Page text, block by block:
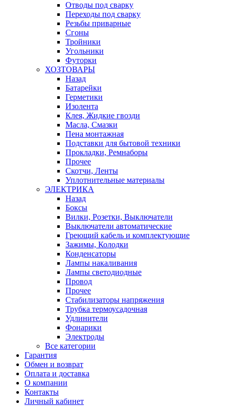
Отводы под сварку
Переходы под сварку
Резьбы приварные
Сгоны
Тройники
Угольники
Футорки
ХОЗТОВАРЫ
Назад
Батарейки
Герметики
Изолента
Клея, Жидкие гвозди
Масла, Смазки
Пена монтажная
Подставки для бытовой техники
Прокладки, Ремнаборы
Прочее
Скотчи, Ленты
Уплотнительные материалы
ЭЛЕКТРИКА
Назад
Боксы
Вилки, Розетки, Выключатели
Выключатели автоматические
Греющий кабель и комплектующие
Зажимы, Колодки
Конденсаторы
Лампы накаливания
Лампы светодиодные
Провод
Прочее
Стабилизаторы напряжения
Трубка термоусадочная
Удлинители
Фонарики
Электроды
Все категории
Гарантия
Обмен и возврат
Оплата и доставка
О компании
Контакты
Личный кабинет